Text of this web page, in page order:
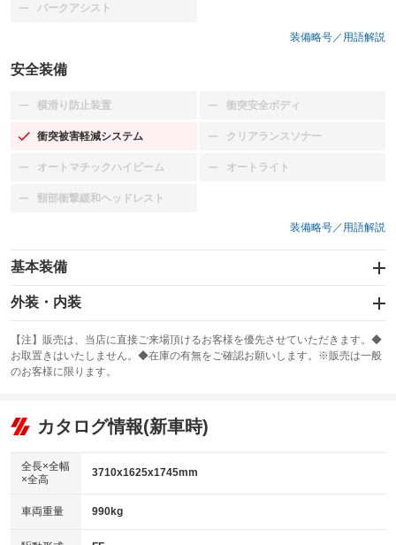
パークアシスト
：装備なし
装備略号／用語解説
安全装備
横滑り防止装置
：装備なし 衝突安全ボディ
：装備なし
衝突被害軽減システム
：装備あり クリアランスソナー
：装備なし
オートマチックハイビーム
：装備なし オートライト
：装備なし
頸部衝撃緩和ヘッドレスト
：装備なし
装備略号／用語解説
基本装備
エアバッグ
：装備なし
：装備あり
サンルーフ
：装備なし ABS
リフトアップ
：装備なし
：装備なし
パワーウィンドウ
アイドリングストップ
：装備あり
外装・内装
カーナビ
：装備なし
TV：フルセグ
：装備あり
ビジュアル
：装備なし
：装備あり
革シート
キーレス
【注】販売は、当店に直接ご来場頂けるお客様を優先させていただきます。◆
お取置きはいたしません。◆在庫の有無をご確認お願いします。※販売は一般
のお客様に限ります。
カタログ情報(新車時)
全長×全幅
×全高
3710x1625x1745mm
車両重量 990kg